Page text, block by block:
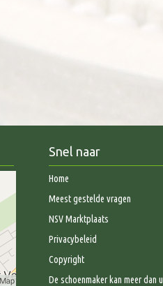
Snel naar
Home
Meest gestelde vragen
NSV Marktplaats
Privacybeleid
Copyright
De schoenmaker kan meer dan u